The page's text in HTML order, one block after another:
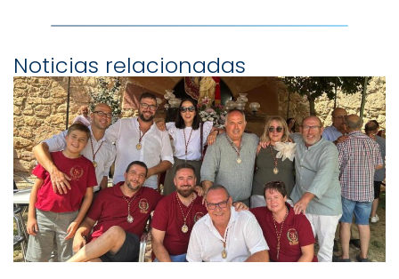
Noticias relacionadas